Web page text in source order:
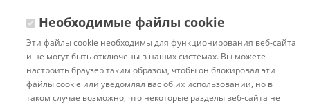
Необходимые файлы cookie
Эти файлы cookie необходимы для функционирования веб-сайта
и не могут быть отключены в наших системах. Вы можете
настроить браузер таким образом, чтобы он блокировал эти
файлы cookie или уведомлял вас об их использовании, но в
таком случае возможно, что некоторые разделы веб-сайта не